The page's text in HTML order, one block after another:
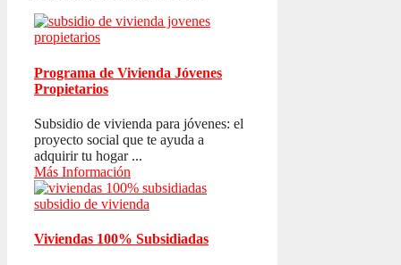
Programa de Vivienda Jóvenes
Propietarios
Subsidio de vivienda para jóvenes: el
proyecto social que te ayuda a
adquirir tu hogar ...
Más Información
Viviendas 100% Subsidiadas